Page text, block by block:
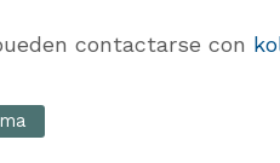
contactarse con